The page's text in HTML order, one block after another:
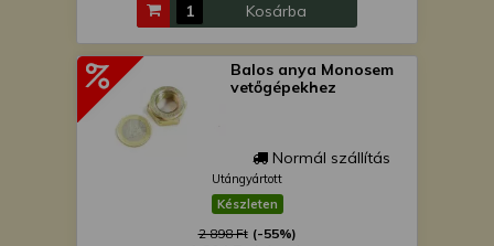
Kosárba
Balos anya Monosem
vetőgépekhez
Normál szállítás
Utángyártott
Készleten
2 898 Ft (-55%)